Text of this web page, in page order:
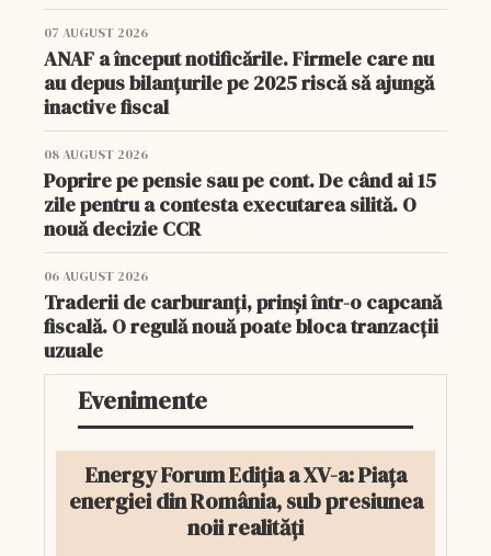
07 AUGUST 2026
ANAF a început notificările. Firmele care nu
au depus bilanțurile pe 2025 riscă să ajungă
inactive fiscal
08 AUGUST 2026
Poprire pe pensie sau pe cont. De când ai 15
zile pentru a contesta executarea silită. O
nouă decizie CCR
06 AUGUST 2026
Traderii de carburanți, prinși într-o capcană
fiscală. O regulă nouă poate bloca tranzacții
uzuale
Evenimente
Energy Forum Ediția a XV-a: Piața
energiei din România, sub presiunea
noii realități